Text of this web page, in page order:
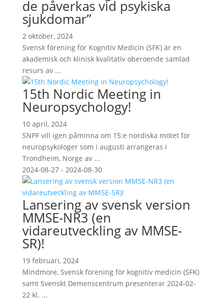
de påverkas vid psykiska
sjukdomar”
2 oktober, 2024
Svensk förening för Kognitiv Medicin (SFK) är en
akademisk och klinisk kvalitativ oberoende samlad
resurs av ...
15th Nordic Meeting in
Neuropsychology!
10 april, 2024
SNPF vill igen påminna om 15:e nordiska mötet för
neuropsykologer som i augusti arrangeras i
Trondheim, Norge av ...
2024-08-27 - 2024-08-30
Lansering av svensk version
MMSE-NR3 (en
vidareutveckling av MMSE-
SR)!
19 februari, 2024
Mindmore, Svensk förening för kognitiv medicin (SFK)
samt Svenskt Demenscentrum presenterar 2024-02-
22 kl. ...